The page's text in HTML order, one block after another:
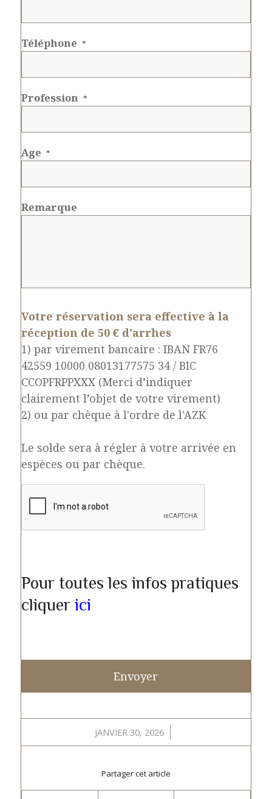
Téléphone *
Profession *
Age *
Remarque
Votre réservation sera effective à la
réception de 50 € d'arrhes
1) par virement bancaire : IBAN FR76
42559 10000 08013177575 34 / BIC
CCOPFRPPXXX (Merci d’indiquer
clairement l’objet de votre virement)
2) ou par chèque à l'ordre de l'AZK
Le solde sera à régler à votre arrivée en
espèces ou par chèque.
Pour toutes les infos pratiques
cliquer ici
JANVIER 30, 2026
/
Partager cet article